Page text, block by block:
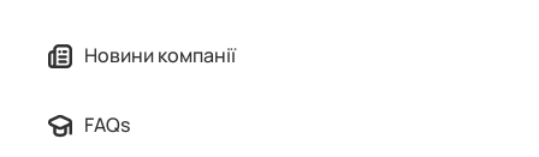
Новини компанії
FAQs